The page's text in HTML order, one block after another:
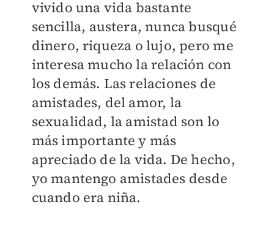
vivido una vida bastante
sencilla, austera, nunca busqué
dinero, riqueza o lujo, pero me
interesa mucho la relación con
los demás. Las relaciones de
amistades, del amor, la
sexualidad, la amistad son lo
más importante y más
apreciado de la vida. De hecho,
yo mantengo amistades desde
cuando era niña.